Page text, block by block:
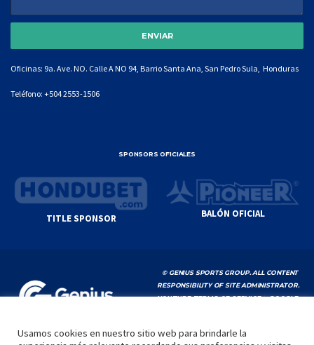
Oficinas: 9a. Ave. NO. Calle A NO 94, Barrio Santa Ana, San Pedro Sula, Honduras
Teléfono: +504 2553-1506
SPONSORS OFICIALES
TITLE SPONSOR BALÓN OFICIAL
© GENIUS SPORTS GROUP. ALL CONTENT
RESPONSIBILITY OF SITE ADMINISTRATOR.
YOUTUBE TERMS OF SERVICE|GOOGLE
Usamos cookies en nuestro sitio web para brindarle la